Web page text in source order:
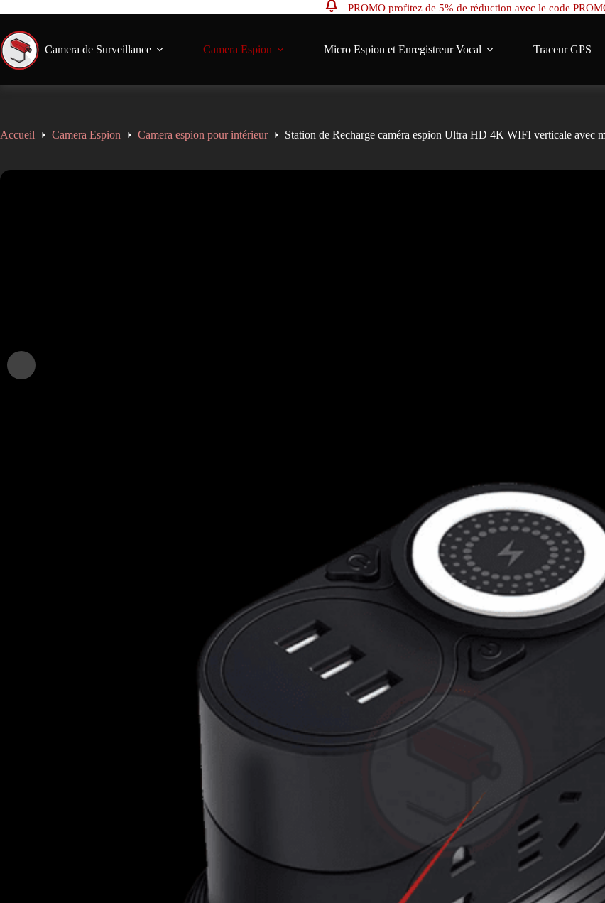
PROMO profitez de 5% de réduction avec le code
Camera de Surveillance Camera Espion Micro Espion et Enregistreur Vocal Traceur GPS
Accueil Camera Espion Camera espion pour intérieur Station de Recharge caméra espion Ultra HD 4K WIFI verticale avec
🚚 Livraison gratuite en France dès 100€ d'achat ✈ Expédition à l'international 🔒 Paiement sécurisé et discret ↩️